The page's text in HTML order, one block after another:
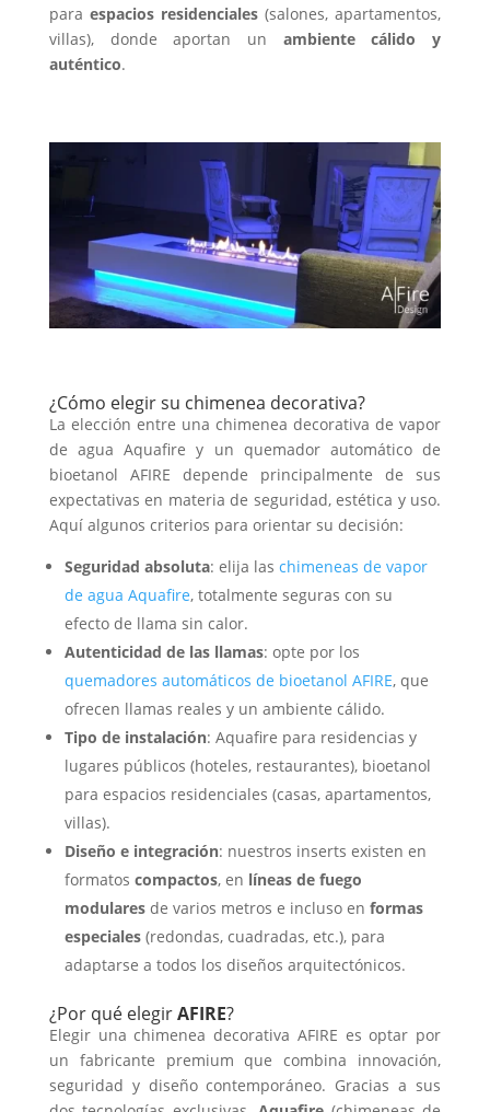
para espacios residenciales (salones, apartamentos,
villas), donde aportan un ambiente cálido y
auténtico.
¿Cómo elegir su chimenea decorativa?
La elección entre una chimenea decorativa de vapor
de agua Aquafire y un quemador automático de
bioetanol AFIRE depende principalmente de sus
expectativas en materia de seguridad, estética y uso.
Aquí algunos criterios para orientar su decisión:
Seguridad absoluta: elija las chimeneas de vapor
de agua Aquafire, totalmente seguras con su
efecto de llama sin calor.
Autenticidad de las llamas: opte por los
quemadores automáticos de bioetanol AFIRE, que
ofrecen llamas reales y un ambiente cálido.
Tipo de instalación: Aquafire para residencias y
lugares públicos (hoteles, restaurantes), bioetanol
para espacios residenciales (casas, apartamentos,
villas).
Diseño e integración: nuestros inserts existen en
formatos compactos, en líneas de fuego
modularesde varios metros e incluso en formas
especiales(redondas, cuadradas, etc.), para
adaptarse a todos los diseños arquitectónicos.
¿Por qué elegirAFIRE?
Elegir una chimenea decorativa AFIRE es optar por
un fabricante premium que combina innovación,
seguridad y diseño contemporáneo. Gracias a sus